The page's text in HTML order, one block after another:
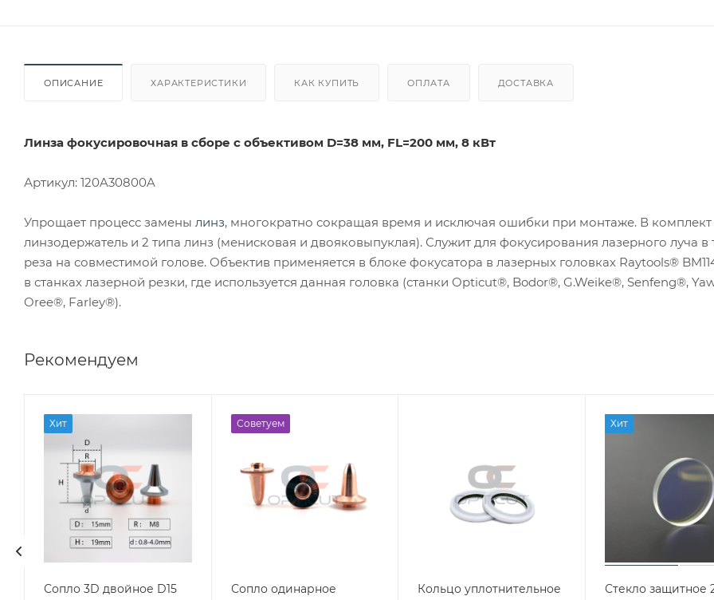
ОПИСАНИЕ ХАРАКТЕРИСТИКИ КАК КУПИТЬ ОПЛАТА ДОСТАВКА
Линза фокусировочная в сборе с объективом D=38 мм, FL=200 мм, 8 кВт
Артикул: 120A30800A
Упрощает процесс замены линз, многократно сокращая время и исключая ошибки при монтаже. В комплект
линзодержатель и 2 типа линз (менисковая и двояковыпуклая). Служит для фокусирования лазерного луча в
реза на совместимой голове. Объектив применяется в блоке фокусатора в лазерных головках Raytools®
в станках лазерной резки, где используется данная головка (станки Opticut®, Bodor®, G.Weike®, Senfeng®,
Oree®, Farley®).
Рекомендуем
Хит
Сопло 3D двойное D15
Советуем
Сопло одинарное
Кольцо уплотнительное
Хит
Стекло защитное